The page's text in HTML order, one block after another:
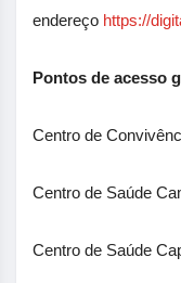
endereço https://
Pontos de acesso
Centro de
Centro de Saúde
Centro de Saúde